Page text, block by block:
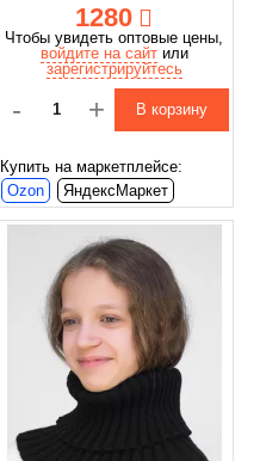
1280
Чтобы увидеть оптовые цены,
войдите на сайтили
зарегистрируйтесь
- + В корзину
Купить на маркетплейсе:
Ozon
ЯндексМаркет